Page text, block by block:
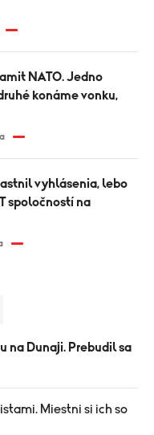
konáme vonku,
spoločností na
na Dunaji. Prebudil sa
Miestni si ich so